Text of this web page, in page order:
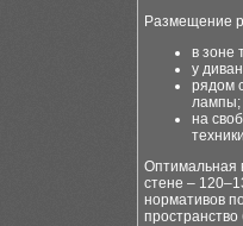
Размещение
в зоне
у
рядом
лампы;
на
Оптимальная
стене –
нормативов